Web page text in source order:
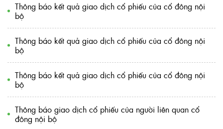
Thông báo kết quả giao dịch cổ phiếu của cổ đông nội
bộ
Thông báo kết quả giao dịch cổ phiếu của cổ đông nội
bộ
Thông báo kết quả giao dịch cổ phiếu của cổ đông nội
bộ
Thông báo giao dịch cổ phiếu của người liên quan cổ
đông nội bộ